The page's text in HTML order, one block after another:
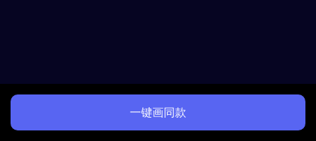
一键画同款